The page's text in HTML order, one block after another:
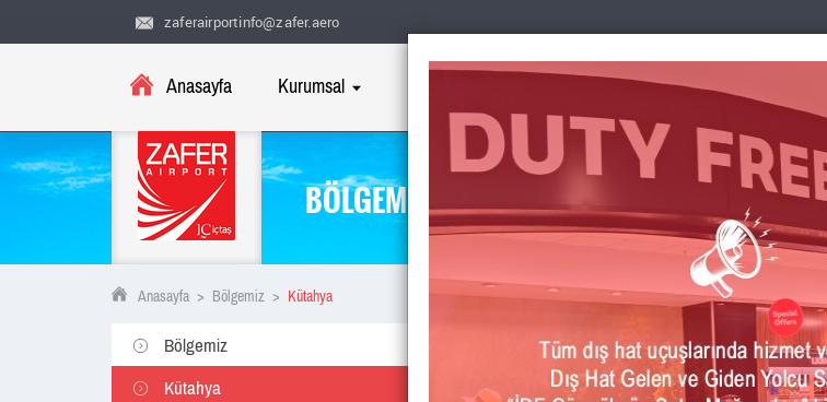
zaferairportinfo@zafer.aero
Anasayfa Kurumsal Uçuş Öncesi Basın&Medya
BÖLGEMİZ
Anasayfa > Bölgemiz > Kütahya
Bölgemiz
Kütahya
KÜTAHYA